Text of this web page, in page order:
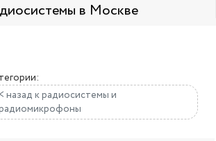
в Москве
< назад к радиосистемы и